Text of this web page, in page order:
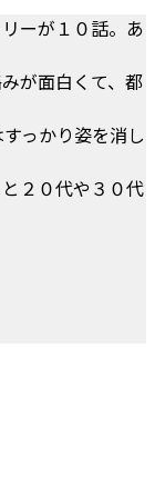
ーが１０話。あ
が面白くて、都
っかり姿を消し
２０代や３０代